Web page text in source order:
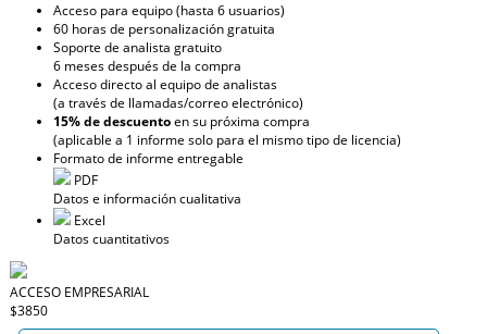
Acceso para equipo (hasta 6 usuarios)
60 horas de personalización gratuita
Soporte de analista gratuito
6 meses después de la compra
Acceso directo al equipo de analistas
(a través de llamadas/correo electrónico)
15% de descuentoen su próxima compra
(aplicable a 1 informe solo para el mismo tipo de licencia)
Formato de informe entregable
PDF
Datos e información cualitativa
Excel
Datos cuantitativos
ACCESO EMPRESARIAL
$3850